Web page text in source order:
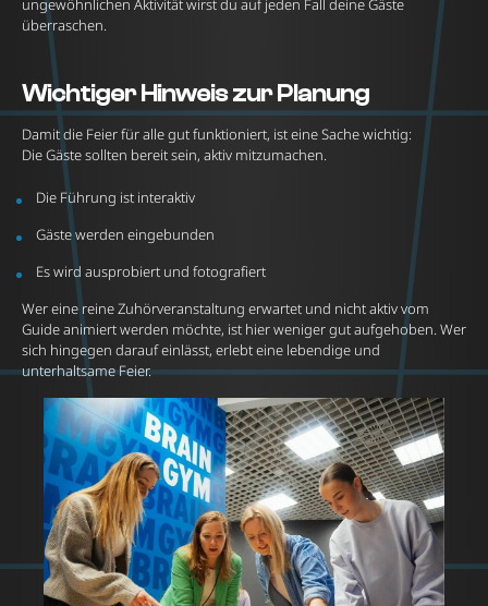
ungewöhnlichen Aktivität wirst du auf jeden Fall deine Gäste
überraschen.
Wichtiger Hinweis zur Planung
Damit die Feier für alle gut funktioniert, ist eine Sache wichtig:
Die Gäste sollten bereit sein, aktiv mitzumachen.
Die Führung ist interaktiv
Gäste werden eingebunden
Es wird ausprobiert und fotografiert
Wer eine reine Zuhörveranstaltung erwartet und nicht aktiv vom
Guide animiert werden möchte, ist hier weniger gut aufgehoben. Wer
sich hingegen darauf einlässt, erlebt eine lebendige und
unterhaltsame Feier.